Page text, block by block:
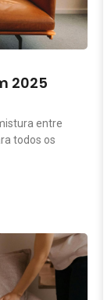
2025
entre
todos os